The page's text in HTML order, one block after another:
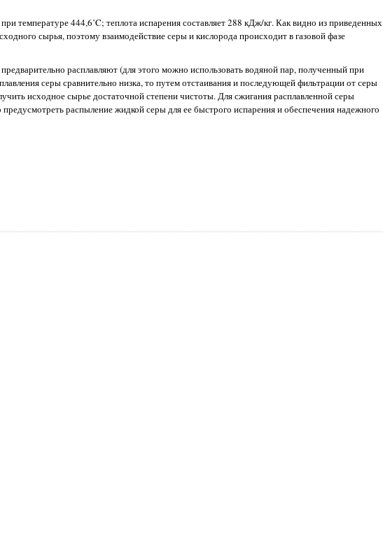
температуре 444,6˚C; теплота испарения составляет 288 кДж/кг. Как видно из приведенных
сырья, поэтому взаимодействие серы и кислорода происходит в газовой фазе
расплавляют (для этого можно использовать водяной пар, полученный при
серы сравнительно низка, то путем отстаивания и последующей фильтрации от серы
исходное сырье достаточной степени чистоты. Для сжигания расплавленной серы
распыление жидкой серы для ее быстрого испарения и обеспечения надежного